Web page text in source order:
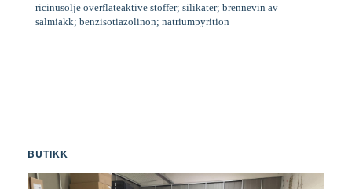
ricinusolje overflateaktive stoffer; silikater; brennevin av
salmiakk; benzisotiazolinon; natriumpyrition
BUTIKK